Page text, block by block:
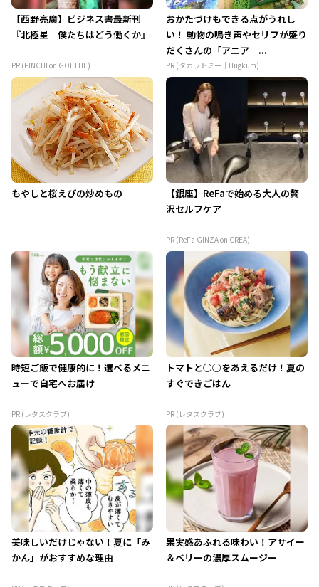
【西野亮廣】ビジネス書最新刊
『北極星 僕たちはどう働くか』
PR (FINCHI on GOETHE)
おかたづけもできる点がうれし
い！ 動物の鳴き声やセリフが盛り
だくさんの「アニア ...
PR (タカラトミー｜Hugkum)
もやしと桜えびの炒めもの
【銀座】ReFaで始める大人の贅
沢セルフケア
PR (ReFa GINZA on CREA)
時短ご飯で健康的に！選べるメニ
ューで自宅へお届け
PR (レタスクラブ)
トマトと○○をあえるだけ！夏の
すぐできごはん
PR (レタスクラブ)
美味しいだけじゃない！夏に「み
かん」がおすすめな理由
果実感あふれる味わい！アサイー
＆ベリーの濃厚スムージー